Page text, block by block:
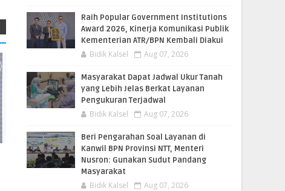
Raih Popular Government Institutions
Award 2026, Kinerja Komunikasi Publik
Kementerian ATR/BPN Kembali Diakui
Bidik Kalsel Aug 07, 2026
Masyarakat Dapat Jadwal Ukur Tanah
yang Lebih Jelas Berkat Layanan
Pengukuran Terjadwal
Bidik Kalsel Aug 07, 2026
Beri Pengarahan Soal Layanan di
Kanwil BPN Provinsi NTT, Menteri
Nusron: Gunakan Sudut Pandang
Masyarakat
Bidik Kalsel Aug 07, 2026